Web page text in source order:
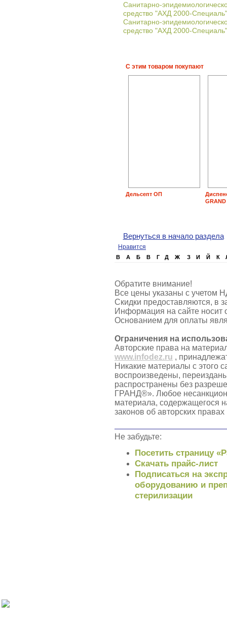
Санитарно-
средство "АХД 2000-
Санитарно-
средство "АХД 2000-
С этим товаром покупают
Дельсепт ОП
GRAND
Вернуться в начало раздела
Нравится
B А Б В Г Д Ж З И Й К
Обратите внимание!
Все цены указаны с учетом
Скидки предоставляются, в
Информация на сайте носит
Основанием для оплаты
Ограничения на
Авторские права на
www.infodez.ru ,
Никакие материалы с этого
воспроизведены,
распространены без
ГРАНД®». Любое
материала, содержащегося
законов об авторских
Не забудьте:
Посетить страницу
Скачать прайс-лист
Подписаться на
оборудованию и
стерилизации